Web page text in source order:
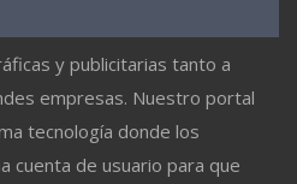
y publicitarias tanto a
empresas. Nuestro portal
tecnología donde los
cuenta de usuario para que